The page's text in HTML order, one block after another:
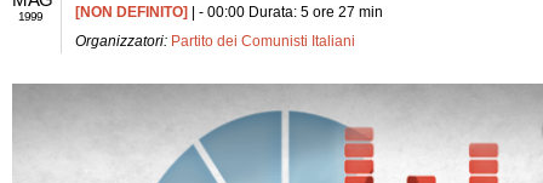
1999 [NON DEFINITO]
| - 00:00 Durata: 5 ore 27 min
Organizzatori: Partito dei Comunisti Italiani